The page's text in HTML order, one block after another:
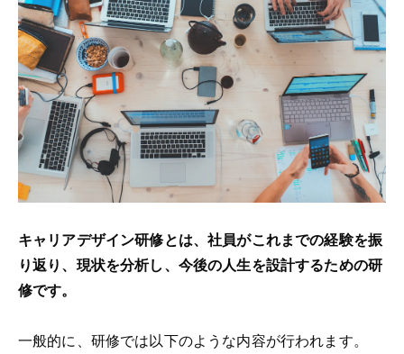
キャリアデザイン研修とは、社員がこれまでの経験を振
り返り、現状を分析し、今後の人生を設計するための研
修です。
一般的に、研修では以下のような内容が行われます。